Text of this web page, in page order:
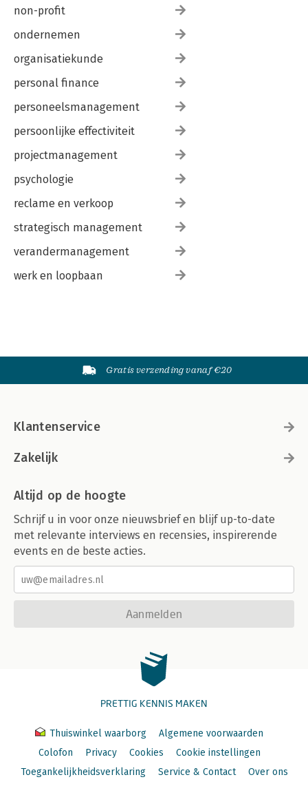
non-profit
ondernemen
organisatiekunde
personal finance
personeelsmanagement
persoonlijke effectiviteit
projectmanagement
psychologie
reclame en verkoop
strategisch management
verandermanagement
werk en loopbaan
Gratis verzending vanaf €20
Klantenservice
Zakelijk
Altijd op de hoogte
Schrijf u in voor onze nieuwsbrief en blijf up-to-date
met relevante interviews en recensies, inspirerende
events en de beste acties.
Aanmelden
PRETTIG KENNIS MAKEN
Thuiswinkel waarborg
Algemene voorwaarden
Colofon
Privacy Cookies
Cookie instellingen
Toegankelijkheidsverklaring
Service & Contact Over ons